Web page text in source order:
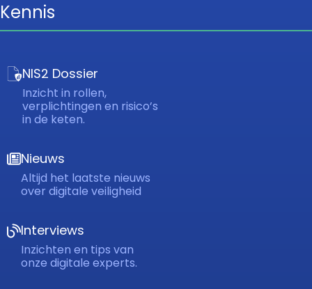
Kennis
NIS2 Dossier
Inzicht in rollen,
verplichtingen en risico’s
in de keten.
Nieuws
Altijd het laatste nieuws
over digitale veiligheid
Interviews
Inzichten en tips van
onze digitale experts.